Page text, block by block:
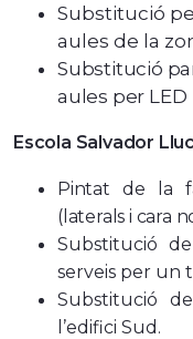
Substitució
aules de la
Substitució
aules per LED
Escola Salvador
Pintat de la
(laterals i cara
Substitució
serveis per un
Substitució
l’edifici Sud.